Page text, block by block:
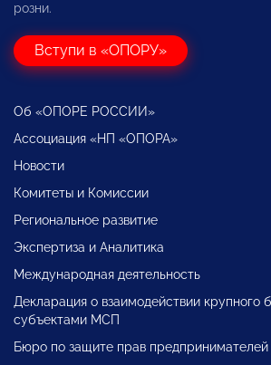
розни.
Вступи в «ОПОРУ»
Об «ОПОРЕ РОССИИ»
Ассоциация «НП «ОПОРА»
Новости
Комитеты и Комиссии
Региональное развитие
Экспертиза и Аналитика
Международная деятельность
Декларация о взаимодействии крупного
субъектами МСП
Бюро по защите прав предпринимателей